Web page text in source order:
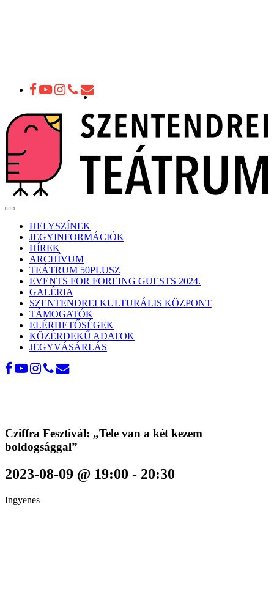
Toggle
navigationHELYSZÍNEK
JEGYINFORMÁCIÓK
HÍREK
ARCHÍVUM
TEÁTRUM 50PLUSZ
EVENTS FOR FOREING GUESTS 2024.
GALÉRIA
SZENTENDREI KULTURÁLIS KÖZPONT
TÁMOGATÓK
ELÉRHETŐSÉGEK
KÖZÉRDEKŰ ADATOK
JEGYVÁSÁRLÁS
Cziffra Fesztivál: „Tele van a két kezem
boldogsággal”
2023-08-09 @ 19:00 - 20:30
Ingyenes